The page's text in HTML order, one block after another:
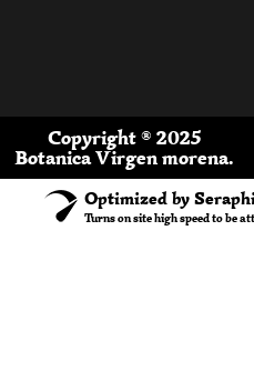
Copyright ® 2025
Botanica Virgen morena.
Optimized by
Turns on site high speed to be